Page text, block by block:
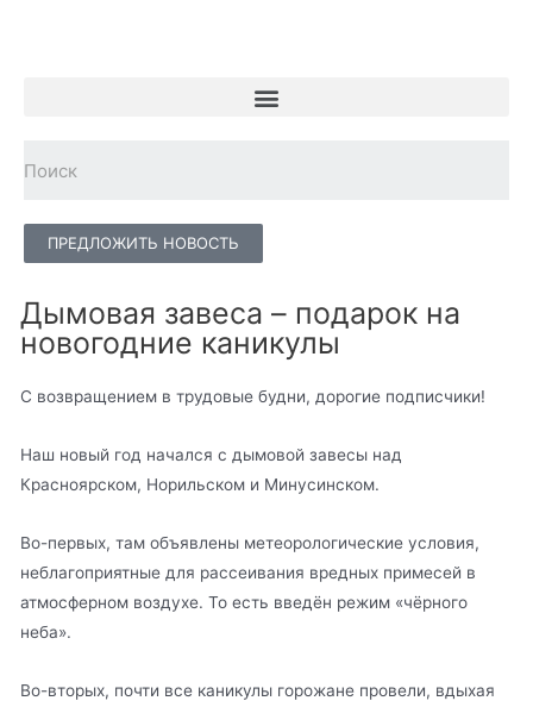
ПРЕДЛОЖИТЬ НОВОСТЬ
Дымовая завеса – подарок на
новогодние каникулы
С возвращением в трудовые будни, дорогие подписчики!
Наш новый год начался с дымовой завесы над
Красноярском, Норильском и Минусинском.
Во-первых, там объявлены метеорологические условия,
неблагоприятные для рассеивания вредных примесей в
атмосферном воздухе. То есть введён режим «чёрного
неба».
Во-вторых, почти все каникулы горожане провели, вдыхая